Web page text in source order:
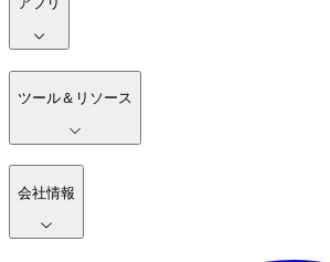
ツール＆リソース
会社情報